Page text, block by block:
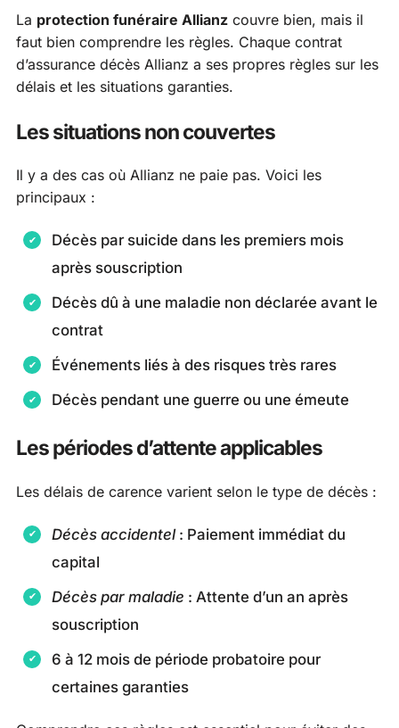
La protection funéraire Allianz couvre bien, mais il
faut bien comprendre les règles. Chaque contrat
d’assurance décès Allianz a ses propres règles sur les
délais et les situations garanties.
Les situations non couvertes
Il y a des cas où Allianz ne paie pas. Voici les
principaux :
Décès par suicide dans les premiers mois
après souscription
Décès dû à une maladie non déclarée avant le
contrat
Événements liés à des risques très rares
Décès pendant une guerre ou une émeute
Les périodes d’attente applicables
Les délais de carence varient selon le type de décès :
Décès accidentel: Paiement immédiat du
capital
Décès par maladie : Attente d’un an après
souscription
6 à 12 mois de période probatoire pour
certaines garanties